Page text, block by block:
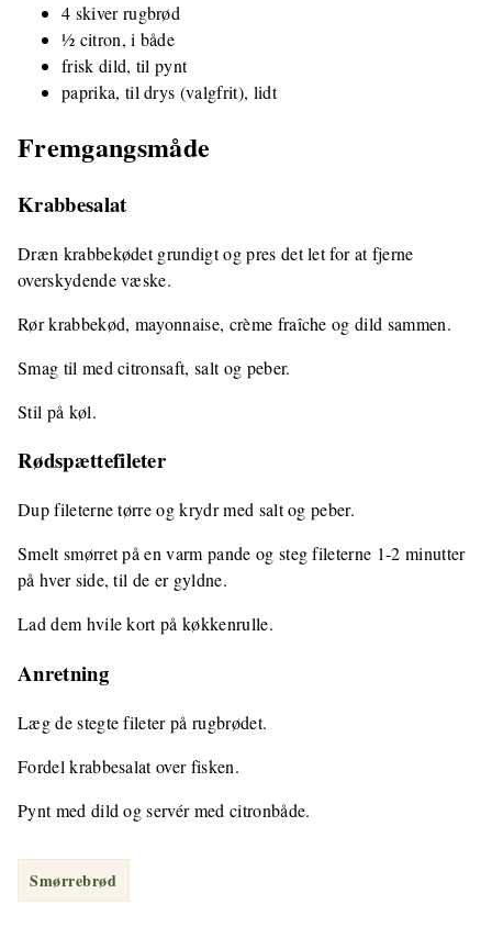
4 skiver rugbrød
½ citron, i både
frisk dild, til pynt
paprika, til drys (valgfrit), lidt
Fremgangsmåde
Krabbesalat
Dræn krabbekødet grundigt og pres det let for at fjerne
overskydende væske.
Rør krabbekød, mayonnaise, crème fraîche og dild sammen.
Smag til med citronsaft, salt og peber.
Stil på køl.
Rødspættefileter
Dup fileterne tørre og krydr med salt og peber.
Smelt smørret på en varm pande og steg fileterne 1-2 minutter
på hver side, til de er gyldne.
Lad dem hvile kort på køkkenrulle.
Anretning
Læg de stegte fileter på rugbrødet.
Fordel krabbesalat over fisken.
Pynt med dild og servér med citronbåde.
Smørrebrød